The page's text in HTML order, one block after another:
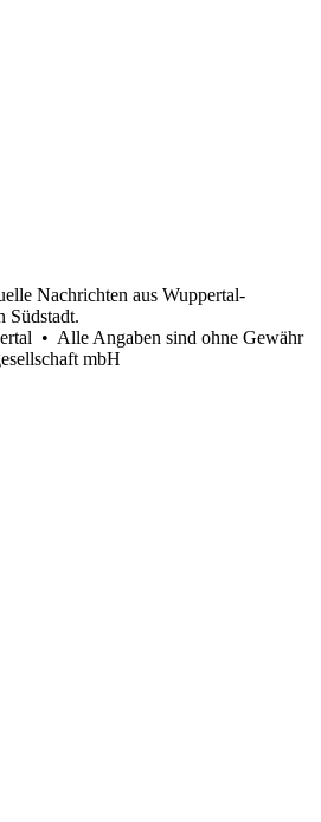
Nachrichten aus Wuppertal-
Südstadt.
• Alle Angaben sind ohne Gewähr
mbH